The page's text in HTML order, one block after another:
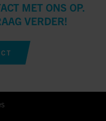
MET ONS OP.
VERDER!